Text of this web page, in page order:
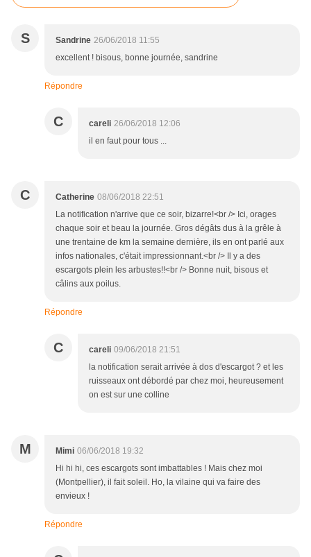
S Sandrine 26/06/2018 11:55
excellent ! bisous, bonne journée, sandrine
Répondre
C careli 26/06/2018 12:06
il en faut pour tous ...
C Catherine 08/06/2018 22:51
La notification n'arrive que ce soir, bizarre!<br /> Ici, orages
chaque soir et beau la journée. Gros dégâts dus à la grêle à
une trentaine de km la semaine dernière, ils en ont parlé aux
infos nationales, c'était impressionnant.<br /> Il y a des
escargots plein les arbustes!!<br /> Bonne nuit, bisous et
câlins aux poilus.
Répondre
C careli 09/06/2018 21:51
la notification serait arrivée à dos d'escargot ? et les
ruisseaux ont débordé par chez moi, heureusement
on est sur une colline
M Mimi 06/06/2018 19:32
Hi hi hi, ces escargots sont imbattables ! Mais chez moi
(Montpellier), il fait soleil. Ho, la vilaine qui va faire des
envieux !
Répondre